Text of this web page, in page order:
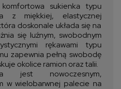
sukienka typu
z miękkiej, elastycznej
doskonale układa się na
się luźnym, swobodnym
rękawami typu
zapewnia pełną swobodę
okolice ramion oraz talii.
jest nowoczesnym,
w wielobarwnej palecie na